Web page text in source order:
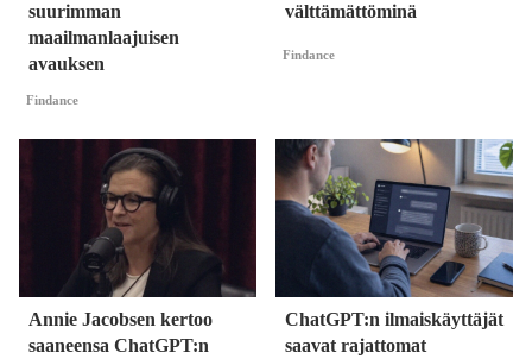
suurimman
maailmanlaajuisen
avauksen
Findance
välttämättöminä
Findance
Annie Jacobsen kertoo
saaneensa ChatGPT:n
ChatGPT:n ilmaiskäyttäjät
saavat rajattomat